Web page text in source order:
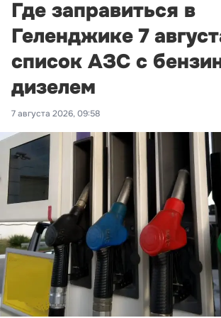
Где заправиться в
Геленджике 7
список АЗС с
дизелем
7 августа 2026, 09:58